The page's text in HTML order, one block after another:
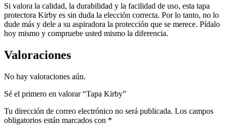
Si valora la calidad, la durabilidad y la facilidad de uso, esta tapa
protectora Kirby es sin duda la elección correcta. Por lo tanto, no lo
dude más y dele a su aspiradora la protección que se merece. Pídalo
hoy mismo y compruebe usted mismo la diferencia.
Valoraciones
No hay valoraciones aún.
Sé el primero en valorar “Tapa Kirby”
Tu dirección de correo electrónico no será publicada. Los campos
obligatorios están marcados con *